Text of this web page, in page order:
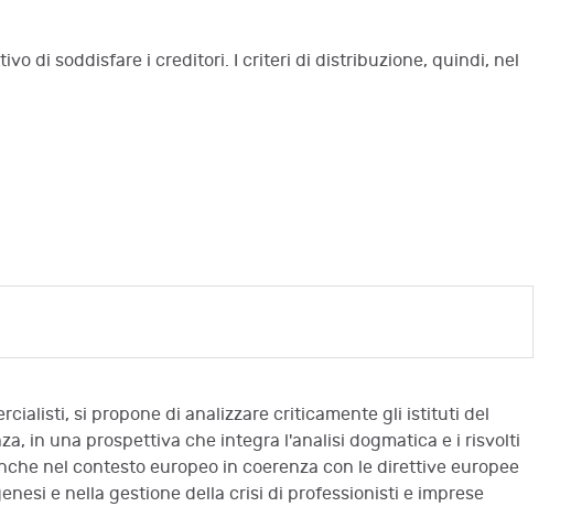
di soddisfare i creditori. I criteri di distribuzione, quindi, nel
si propone di analizzare criticamente gli istituti del
in una prospettiva che integra l'analisi dogmatica e i risvolti
nel contesto europeo in coerenza con le direttive europee
e nella gestione della crisi di professionisti e imprese